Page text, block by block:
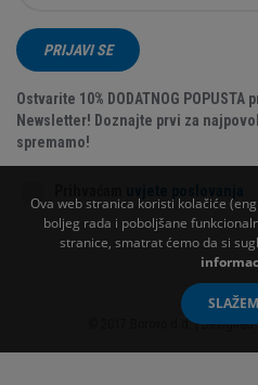
PRIJAVI SE
Ostvarite 10% DODATNOG
Newsletter! Doznajte prvi za
spremamo!
© 2017 Borovo d.d. | Designed
Ova web stranica koristi kolačiće
boljeg rada i poboljšane
stranice, smatrat ćemo da si